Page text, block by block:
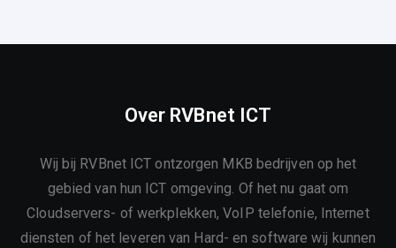
Over RVBnet ICT
Wij bij RVBnet ICT ontzorgen MKB bedrijven op het
gebied van hun ICT omgeving. Of het nu gaat om
Cloudservers- of werkplekken, VoIP telefonie, Internet
diensten of het leveren van Hard- en software wij kunnen